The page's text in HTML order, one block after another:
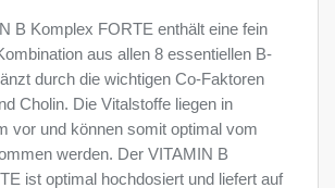
B Komplex FORTE enthält eine fein
aus allen 8 essentiellen B-
durch die wichtigen Co-Faktoren
Cholin. Die Vitalstoffe liegen in
vor und können somit optimal vom
werden. Der VITAMIN B
ist optimal hochdosiert und liefert auf